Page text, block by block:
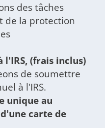
des tâches
de la protection
l'IRS, (frais inclus)
de soumettre
à l'IRS.
unique au
carte de